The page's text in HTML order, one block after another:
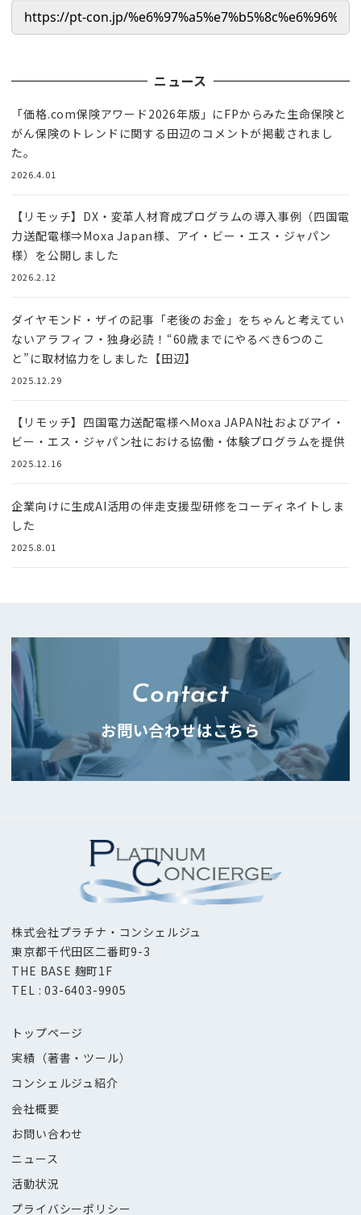
ニュース
「価格.com保険アワード2026年版」にFPからみた生命保険と
がん保険のトレンドに関する田辺のコメントが掲載されまし
た。
2026.4.01
【リモッチ】DX・変革人材育成プログラムの導入事例（四国電
力送配電様⇒Moxa Japan様、アイ・ビー・エス・ジャパン
様）を公開しました
2026.2.12
ダイヤモンド・ザイの記事「老後のお金」をちゃんと考えてい
ないアラフィフ・独身必読！“60歳までにやるべき6つのこ
と”に取材協力をしました【田辺】
2025.12.29
【リモッチ】四国電⼒送配電様へMoxa JAPAN社およびアイ・
ビー・エス・ジャパン社における協働・体験プログラムを提供
2025.12.16
企業向けに生成AI活用の伴走支援型研修をコーディネイトしま
した
2025.8.01
Contact
お問い合わせはこちら
株式会社プラチナ・コンシェルジュ
東京都千代田区二番町9-3
THE BASE 麹町1F
TEL : 03-6403-9905
トップページ
実績（著書・ツール）
コンシェルジュ紹介
会社概要
お問い合わせ
ニュース
活動状況
プライバシーポリシー